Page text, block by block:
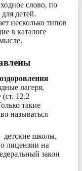
слово, по
детей.
несколько типов
в каталоге
лагеря,
12.2
такие
называться
школы,
лицензии на
закон